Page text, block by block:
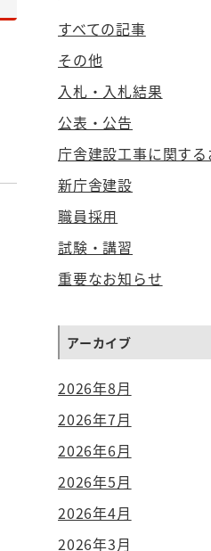
すべての記事
その他
入札・入札結果
公表・公告
庁舎建設工事に関す
新庁舎建設
職員採用
試験・講習
重要なお知らせ
アーカイブ
2026年8月
2026年7月
2026年6月
2026年5月
2026年4月
2026年3月